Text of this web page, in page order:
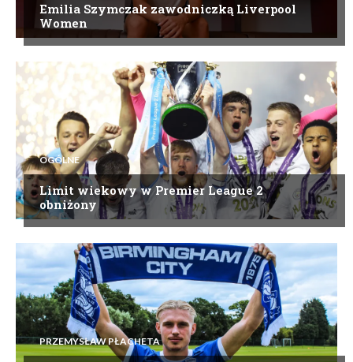
Emilia Szymczak zawodniczką Liverpool
Women
OGÓLNE
Limit wiekowy w Premier League 2
obniżony
PRZEMYSŁAW PŁACHETA